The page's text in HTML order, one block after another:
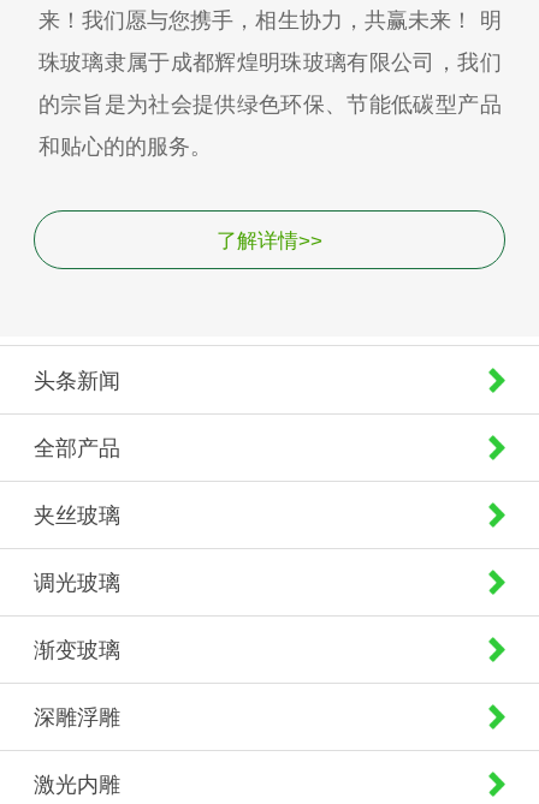
来！我们愿与您携手，相生协力，共赢未来！ 明
珠玻璃隶属于成都辉煌明珠玻璃有限公司，我们
的宗旨是为社会提供绿色环保、节能低碳型产品
和贴心的的服务。
了解详情>>
头条新闻
全部产品
夹丝玻璃
调光玻璃
渐变玻璃
深雕浮雕
激光内雕